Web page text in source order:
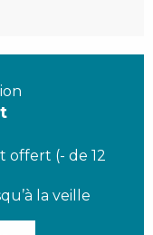
offert (- de 12
la veille